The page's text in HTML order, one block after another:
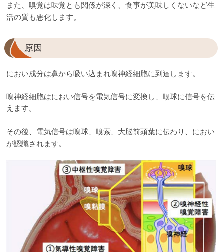
また、嗅覚は味覚とも関係が深く、食事が美味しくないなど生
活の質も悪化します。
原因
におい成分は鼻から吸い込まれ嗅神経細胞に到達します。
嗅神経細胞はにおい信号を電気信号に変換し、嗅球に信号を伝
えます。
その後、電気信号は嗅球、嗅索、大脳前頭葉に伝わり、におい
が認識されます。